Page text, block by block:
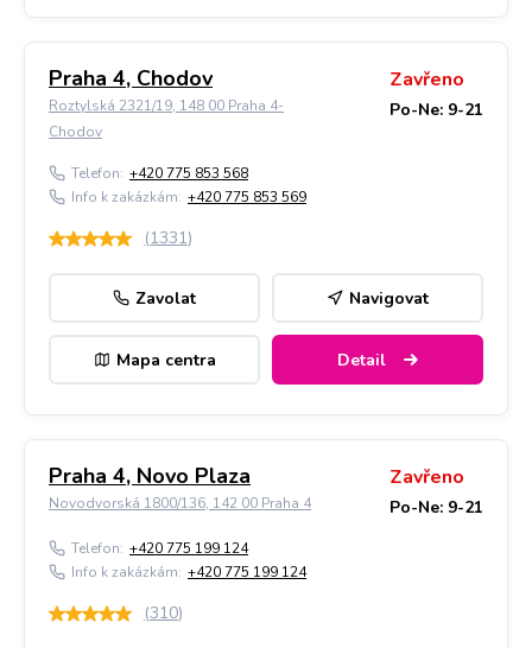
Praha 4, Chodov
Roztylská 2321/19, 148 00 Praha 4-
Chodov
Zavřeno
Po-Ne: 9-21
Telefon: +420 775 853 568
Info k zakázkám: +420 775 853 569
(1331)
Zavolat Navigovat
Mapa centra Detail
Praha 4, Novo Plaza
Novodvorská 1800/136, 142 00 Praha 4
Zavřeno
Po-Ne: 9-21
Telefon: +420 775 199 124
Info k zakázkám: +420 775 199 124
(310)